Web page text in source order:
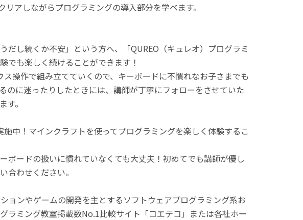
アしながらプログラミングの導入部分を学べます。
だし続くか不安」という方へ、「QUREO（キュレオ）プログラミ
でも楽しく続けることができます！
操作で組み立てていくので、キーボードに不慣れなお子さまでも
のに迷ったりしたときには、講師が丁寧にフォローをさせていた
。
中！マインクラフトを使ってプログラミングを楽しく体験するこ
ボードの扱いに慣れていなくても大丈夫！初めてでも講師が優し
合わせください。
ンやゲームの開発を主とするソフトウェアプログラミング系お
ラミング教室掲載数No.1比較サイト「コエテコ」または各社ホー